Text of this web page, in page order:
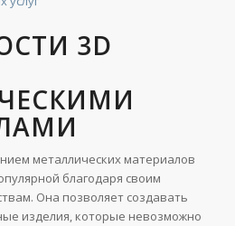
3D
металлических материалов
благодаря своим
Она позволяет создавать
изделия, которые невозможно